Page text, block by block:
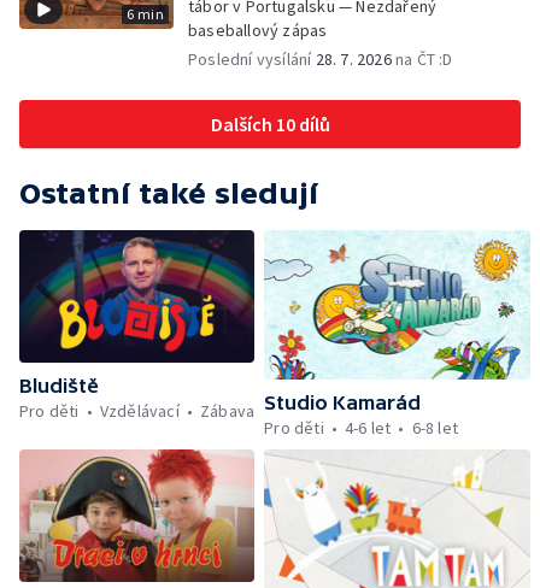
6 min
tábor v Portugalsku — Nezdařený
baseballový zápas
Poslední vysílání 28. 7. 2026na ČT :D
Dalších 10 dílů
Ostatní také sledují
Bludiště
Pro děti
Vzdělávací Zábava Studio Kamarád
Pro děti
4-6 let 6-8 let